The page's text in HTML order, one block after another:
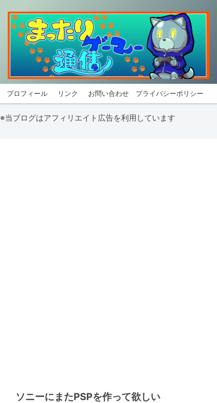
プロフィール リンク お問い合わせ プライバシーポリシー
※当ブログはアフィリエイト広告を利用しています
ソニーにまたPSPを作って欲しい